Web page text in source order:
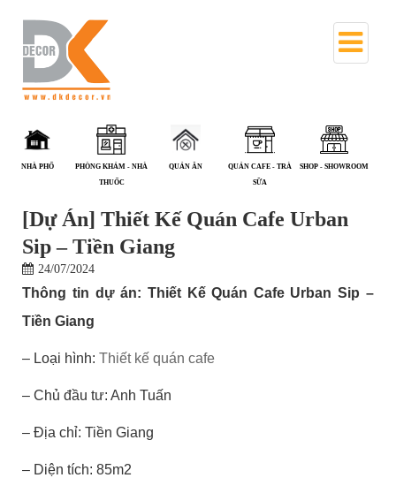
NHÀ PHỐ
PHÒNG KHÁM - NHÀ
THUỐC
QUÁN ĂN
QUÁN CAFE - TRÀ
SỮA
SHOP - SHOWROOM
[Dự Án] Thiết Kế Quán Cafe Urban
Sip – Tiền Giang
24/07/2024
Thông tin dự án: Thiết Kế Quán Cafe Urban Sip –
Tiền Giang
– Loại hình:Thiết kế quán cafe
– Chủ đầu tư: Anh Tuấn
– Địa chỉ: Tiền Giang
– Diện tích: 85m2